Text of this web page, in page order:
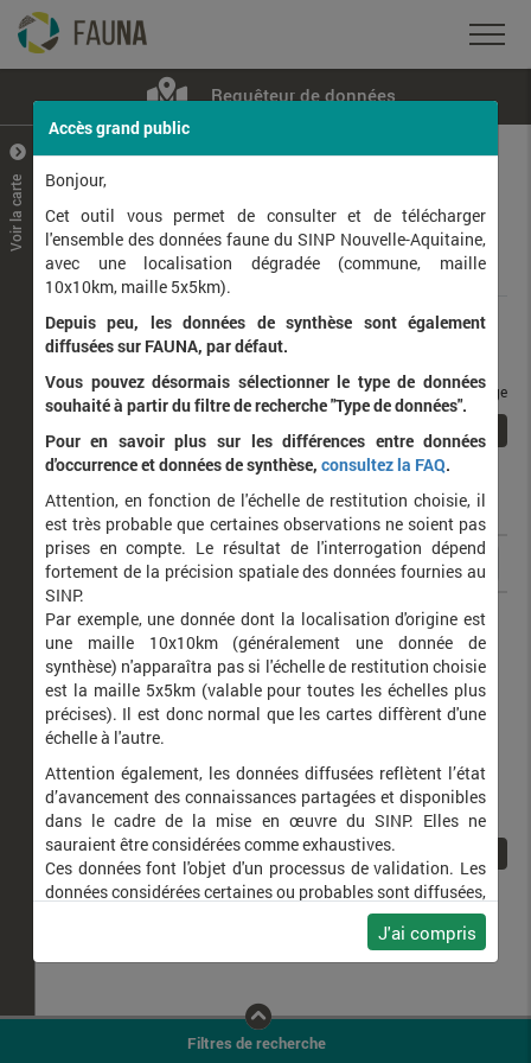
Requêteur de données
+
–
Voir la carte
Données
Rang taxonomique :
Affichage de1à 1sur1
taxons / page
Nom latin Nom vernaculaire
Dendrocopos leucotos Pic à dos blanc
Filtres de recherche
Accès grand public
Bonjour,
Cet outil vous permet de consulter et de télécharger
l'ensemble des données faune du SINP Nouvelle-Aquitaine,
avec une localisation dégradée (commune, maille
10x10km, maille 5x5km).
Depuis peu, les données de synthèse sont également
diffusées sur FAUNA, par défaut.
Vous pouvez désormais sélectionner le type de données
souhaité à partir du filtre de recherche "Type de données".
Pour en savoir plus sur les différences entre données
d'occurrence et données de synthèse, consultez la FAQ.
Attention, en fonction de l'échelle de restitution choisie, il
est très probable que certaines observations ne soient pas
prises en compte. Le résultat de l'interrogation dépend
fortement de la précision spatiale des données fournies au
SINP.
Par exemple, une donnée dont la localisation d'origine est
une maille 10x10km (généralement une donnée de
synthèse) n'apparaîtra pas si l'échelle de restitution choisie
est la maille 5x5km (valable pour toutes les échelles plus
précises). Il est donc normal que les cartes diffèrent d'une
échelle à l'autre.
Attention également, les données diffusées reflètent l’état
d’avancement des connaissances partagées et disponibles
dans le cadre de la mise en œuvre du SINP. Elles ne
sauraient être considérées comme exhaustives.
Ces données font l'objet d'un processus de validation. Les
données considérées certaines ou probables sont diffusées,
ainsi que celles pour lesquelles la méthode n'est pas
J'ai compris